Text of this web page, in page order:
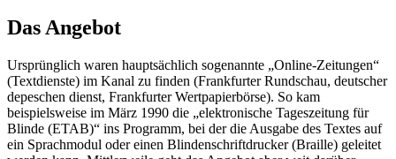
Das Angebot
Ursprünglich waren hauptsächlich sogenannte „Online-Zeitungen“
(Textdienste) im Kanal zu finden (Frankfurter Rundschau, deutscher
depeschen dienst, Frankfurter Wertpapierbörse). So kam
beispielsweise im März 1990 die „elektronische Tageszeitung für
Blinde (ETAB)“ ins Programm, bei der die Ausgabe des Textes auf
ein Sprachmodul oder einen Blindenschriftdrucker (Braille) geleitet